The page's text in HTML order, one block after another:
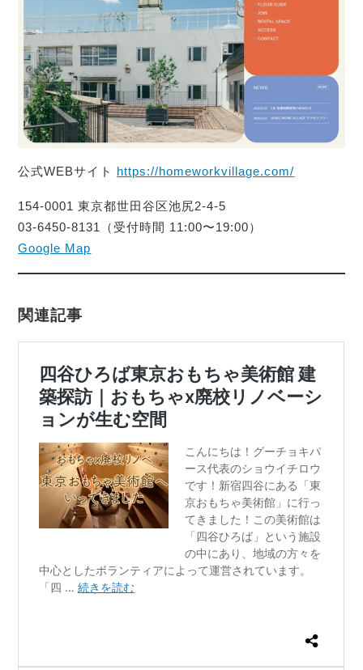
公式WEBサイト https://homeworkvillage.com/
154-0001 東京都世田谷区池尻2-4-5
03-6450-8131（受付時間 11:00〜19:00）
Google Map
関連記事